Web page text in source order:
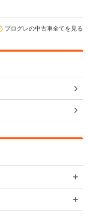
プログレの中古車全てを見る